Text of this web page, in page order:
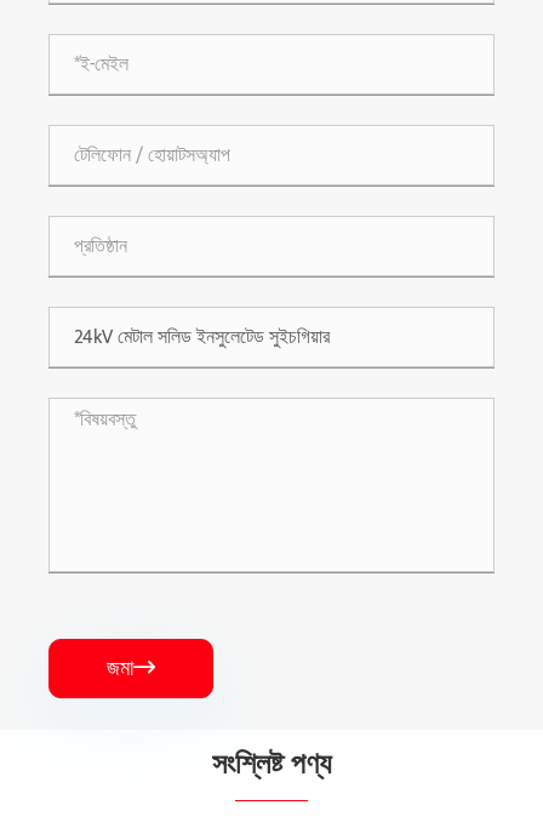
জমা
সংশ্লিষ্ট পণ্য